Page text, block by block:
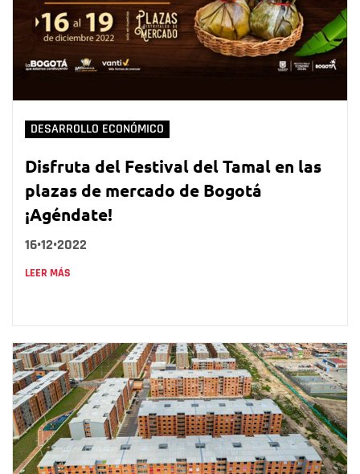
DESARROLLO ECONÓMICO
Disfruta del Festival del Tamal en las
plazas de mercado de Bogotá
¡Agéndate!
16•12•2022
LEER MÁS